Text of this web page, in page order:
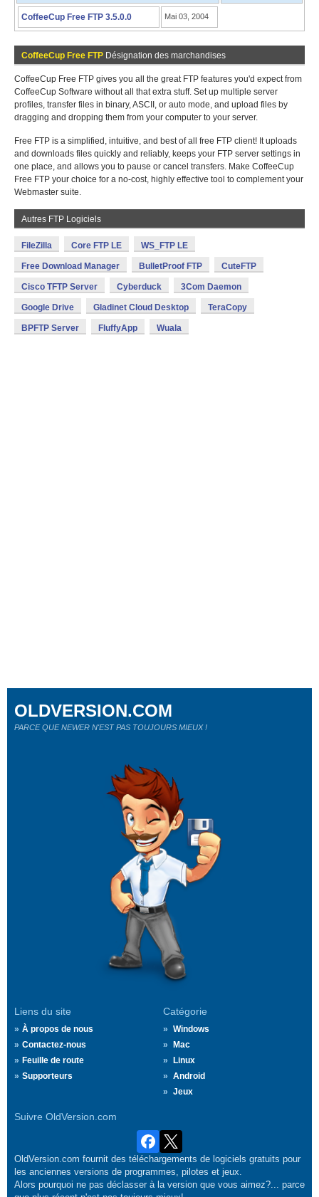
CoffeeCup Free FTP 3.5.0.0 Mai 03, 2004
CoffeeCup Free FTP Désignation des marchandises
CoffeeCup Free FTP gives you all the great FTP features you'd expect from
CoffeeCup Software without all that extra stuff. Set up multiple server
profiles, transfer files in binary, ASCII, or auto mode, and upload files by
dragging and dropping them from your computer to your server.
Free FTP is a simplified, intuitive, and best of all free FTP client! It uploads
and downloads files quickly and reliably, keeps your FTP server settings in
one place, and allows you to pause or cancel transfers. Make CoffeeCup
Free FTP your choice for a no-cost, highly effective tool to complement your
Webmaster suite.
Autres FTP Logiciels
FileZilla Core FTP LE WS_FTP LE
Free Download Manager BulletProof FTP CuteFTP
Cisco TFTP Server Cyberduck 3Com Daemon
Google Drive Gladinet Cloud Desktop TeraCopy
BPFTP Server FluffyApp Wuala
Liens du site
À propos de nous
Contactez-nous
Feuille de route
Supporteurs
Catégorie
Windows
Mac
Linux
Android
Jeux
Suivre OldVersion.com
OLDVERSION.COM
PARCE QUE NEWER N'EST PAS TOUJOURS MIEUX !
OldVersion.com fournit des téléchargements de logiciels gratuits pour
les anciennes versions de programmes, pilotes et jeux.
Alors pourquoi ne pas déclasser à la version que vous aimez?... parce